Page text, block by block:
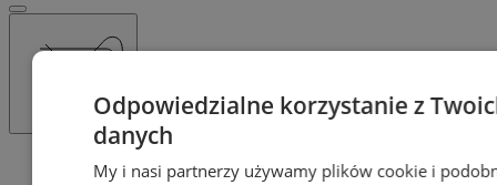
Tag: pojazdy hybrydowe
Odpowiedzialne korzystanie z
danych
My i nasi partnerzy używamy plików cookie i